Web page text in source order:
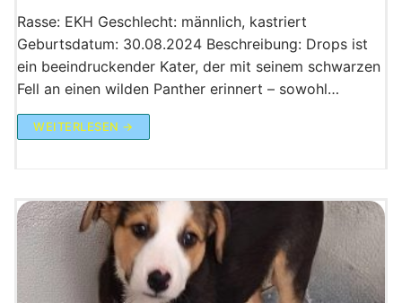
Rasse: EKH Geschlecht: männlich, kastriert
Geburtsdatum: 30.08.2024 Beschreibung: Drops ist
ein beeindruckender Kater, der mit seinem schwarzen
Fell an einen wilden Panther erinnert – sowohl…
WEITERLESEN →